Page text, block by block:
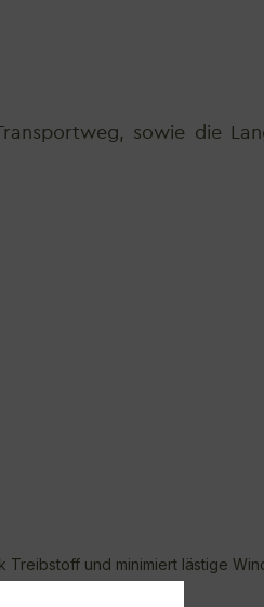
sowie die
und minimiert lästige